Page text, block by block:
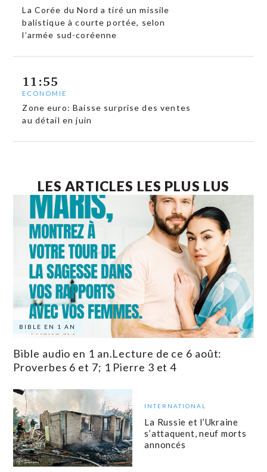
La Corée du Nord a tiré un missile
balistique à courte portée, selon
l’armée sud-coréenne
11:55
ECONOMIE
Zone euro: Baisse surprise des ventes
au détail en juin
LES ARTICLES LES PLUS LUS
BIBLE EN 1 AN
Bible audio en 1 an.Lecture de ce 6 août:
Proverbes 6 et 7; 1 Pierre 3 et 4
INTERNATIONAL
La Russie et l’Ukraine
s’attaquent, neuf morts
annoncés